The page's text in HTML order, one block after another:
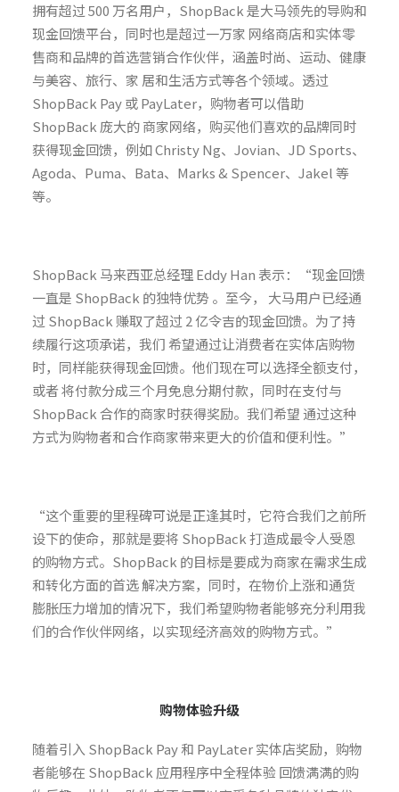
拥有超过 500 万名用户，ShopBack 是大马领先的导购和
现金回馈平台，同时也是超过一万家 网络商店和实体零
售商和品牌的首选营销合作伙伴，涵盖时尚、运动、健康
与美容、旅行、家 居和生活方式等各个领域。透过
ShopBack Pay 或 PayLater，购物者可以借助
ShopBack 庞大的 商家网络，购买他们喜欢的品牌同时
获得现金回馈，例如 Christy Ng、Jovian、JD Sports、
Agoda、Puma、Bata、Marks & Spencer、Jakel 等
等。
ShopBack 马来西亚总经理 Eddy Han 表示：“现金回馈
一直是 ShopBack 的独特优势 。至今， 大马用户已经通
过 ShopBack 赚取了超过 2 亿令吉的现金回馈。为了持
续履行这项承诺，我们 希望通过让消费者在实体店购物
时，同样能获得现金回馈。他们现在可以选择全额支付，
或者 将付款分成三个月免息分期付款，同时在支付与
ShopBack 合作的商家时获得奖励。我们希望 通过这种
方式为购物者和合作商家带来更大的价值和便利性。”
“这个重要的里程碑可说是正逢其时，它符合我们之前所
设下的使命，那就是要将 ShopBack 打造成最令人受恩
的购物方式。ShopBack 的目标是要成为商家在需求生成
和转化方面的首选 解决方案，同时，在物价上涨和通货
膨胀压力增加的情况下，我们希望购物者能够充分利用我
们的合作伙伴网络，以实现经济高效的购物方式。”
购物体验升级
随着引入 ShopBack Pay 和 PayLater 实体店奖励，购物
者能够在 ShopBack 应用程序中全程体验 回馈满满的购